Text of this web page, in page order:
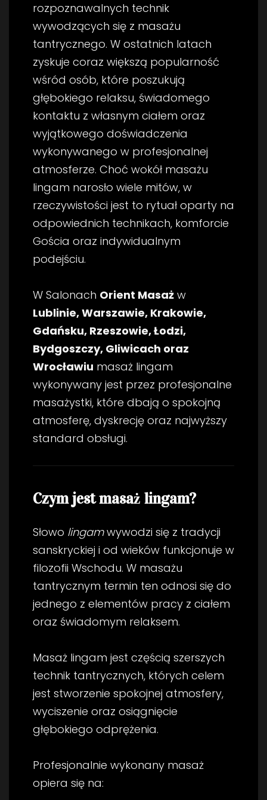
rozpoznawalnych technik
wywodzących się z masażu
tantrycznego. W ostatnich latach
zyskuje coraz większą popularność
wśród osób, które poszukują
głębokiego relaksu, świadomego
kontaktu z własnym ciałem oraz
wyjątkowego doświadczenia
wykonywanego w profesjonalnej
atmosferze. Choć wokół masażu
lingam narosło wiele mitów, w
rzeczywistości jest to rytuał oparty na
odpowiednich technikach, komforcie
Gościa oraz indywidualnym
podejściu.
W Salonach Orient Masaż w
Lublinie, Warszawie, Krakowie,
Gdańsku, Rzeszowie, Łodzi,
Bydgoszczy, Gliwicach oraz
Wrocławiu masaż lingam
wykonywany jest przez profesjonalne
masażystki, które dbają o spokojną
atmosferę, dyskrecję oraz najwyższy
standard obsługi.
Czym jest masaż lingam?
Słowo lingamwywodzi się z tradycji
sanskryckiej i od wieków funkcjonuje w
filozofii Wschodu. W masażu
tantrycznym termin ten odnosi się do
jednego z elementów pracy z ciałem
oraz świadomym relaksem.
Masaż lingam jest częścią szerszych
technik tantrycznych, których celem
jest stworzenie spokojnej atmosfery,
wyciszenie oraz osiągnięcie
głębokiego odprężenia.
Profesjonalnie wykonany masaż
opiera się na: